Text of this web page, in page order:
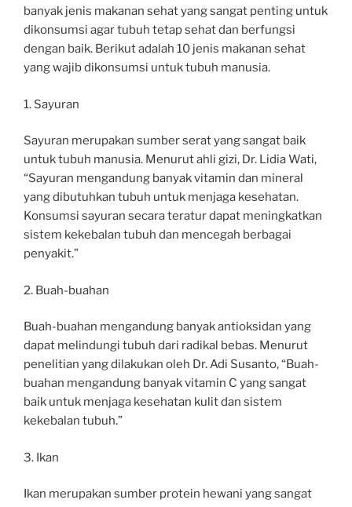
banyak jenis makanan sehat yang sangat penting untuk
dikonsumsi agar tubuh tetap sehat dan berfungsi
dengan baik. Berikut adalah 10 jenis makanan sehat
yang wajib dikonsumsi untuk tubuh manusia.
1. Sayuran
Sayuran merupakan sumber serat yang sangat baik
untuk tubuh manusia. Menurut ahli gizi, Dr. Lidia Wati,
“Sayuran mengandung banyak vitamin dan mineral
yang dibutuhkan tubuh untuk menjaga kesehatan.
Konsumsi sayuran secara teratur dapat meningkatkan
sistem kekebalan tubuh dan mencegah berbagai
penyakit.”
2. Buah-buahan
Buah-buahan mengandung banyak antioksidan yang
dapat melindungi tubuh dari radikal bebas. Menurut
penelitian yang dilakukan oleh Dr. Adi Susanto, “Buah-
buahan mengandung banyak vitamin C yang sangat
baik untuk menjaga kesehatan kulit dan sistem
kekebalan tubuh.”
3. Ikan
Ikan merupakan sumber protein hewani yang sangat